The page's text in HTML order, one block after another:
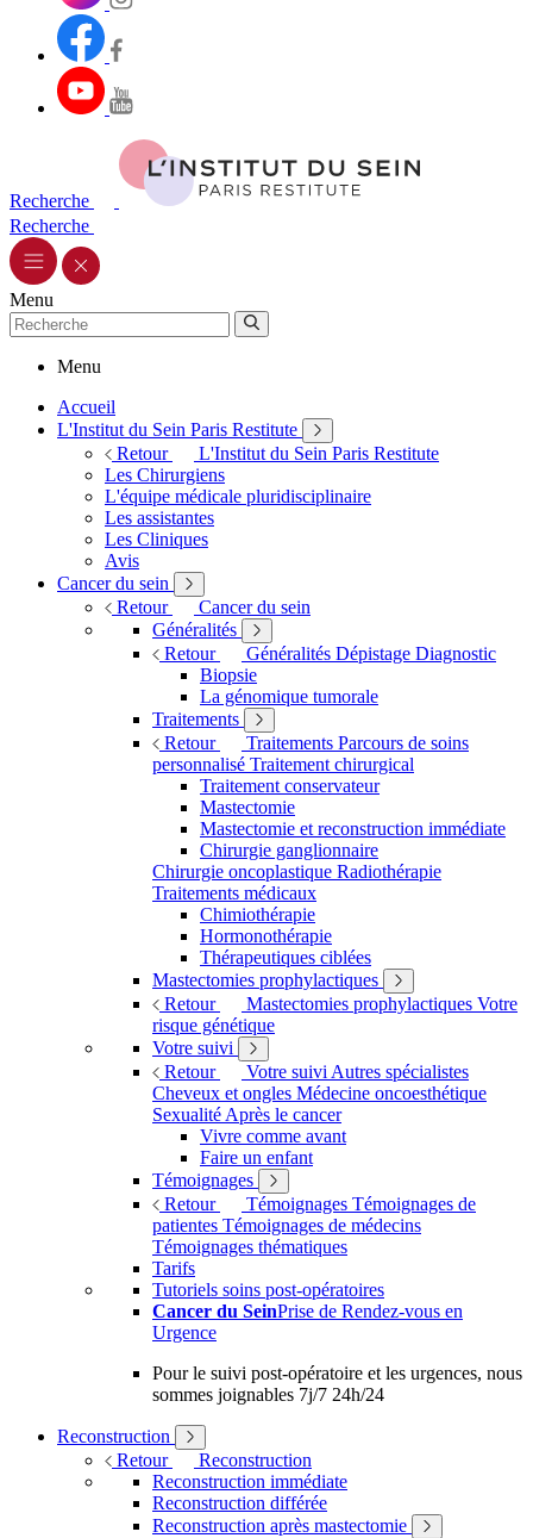
Recherche
Recherche
Menu
Menu
Accueil
L'Institut du Sein Paris Restitute
Retour
L'Institut du Sein Paris Restitute
Les Chirurgiens
L'équipe médicale pluridisciplinaire
Les assistantes
Les Cliniques
Avis
Cancer du sein
Retour
Cancer du sein
Généralités
Retour
Généralités Dépistage Diagnostic
Biopsie
La génomique tumorale
Traitements
Retour
Traitements Parcours de soins
personnalisé Traitement chirurgical
Traitement conservateur
Mastectomie
Mastectomie et reconstruction immédiate
Chirurgie ganglionnaire
Chirurgie oncoplastique Radiothérapie
Traitements médicaux
Chimiothérapie
Hormonothérapie
Thérapeutiques ciblées
Mastectomies prophylactiques
Retour
Mastectomies prophylactiques Votre
risque génétique
Votre suivi
Retour
Votre suivi Autres spécialistes
Cheveux et ongles Médecine oncoesthétique
Sexualité Après le cancer
Vivre comme avant
Faire un enfant
Témoignages
Retour
Témoignages Témoignages de
patientes Témoignages de médecins
Témoignages thématiques
Tarifs
Tutoriels soins post-opératoires
Cancer du SeinPrise de Rendez-vous en
Urgence
Pour le suivi post-opératoire et les urgences, nous
sommes joignables 7j/7 24h/24
Reconstruction
Retour
Reconstruction
Reconstruction immédiate
Reconstruction différée
Reconstruction après mastectomie